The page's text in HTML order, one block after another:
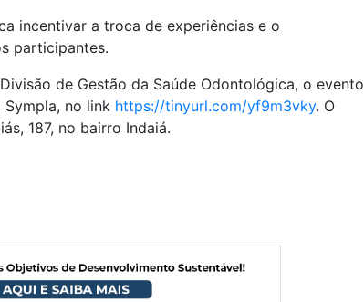
incentivar a troca de experiências e o
participantes.
de Gestão da Saúde Odontológica, o evento
no link https://tinyurl.com/yf9m3vky. O
187, no bairro Indaiá.